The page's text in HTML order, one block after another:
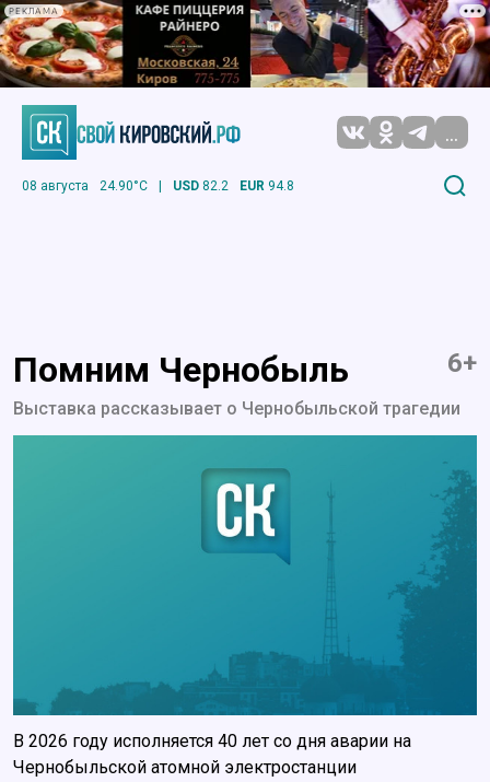
РЕКЛАМА
...
08 августа 24.90°C | USD 82.2 EUR 94.8
Помним Чернобыль 6+
Выставка рассказывает о Чернобыльской трагедии
В 2026 году исполняется 40 лет со дня аварии на
Чернобыльской атомной электростанции